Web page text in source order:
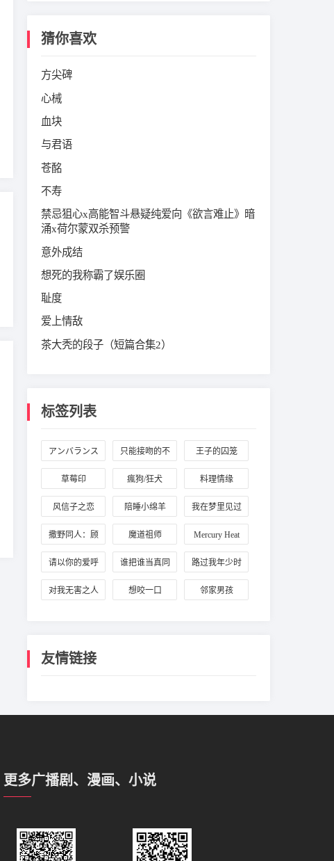
猜你喜欢
方尖碑
心械
血块
与君语
苍酩
不寿
禁忌狙心x高能智斗悬疑纯爱向《欲言难止》暗
涌x荷尔蒙双杀预警
意外成结
想死的我称霸了娱乐圈
耻度
爱上情敌
茶大秃的段子（短篇合集2）
标签列表
アンバランス
な熱
只能接吻的不
幸同学
王子的囚笼
草莓印 瘋狗/狂犬 料理情缘
风信子之恋 陪睡小绵羊 我在梦里见过
撒野同人：顾
飞与蒋丞
魔道祖师 Mercury Heat
请以你的爱呼
唤我
谁把谁当真同
人：黎朔与赵
路过我年少时
光的蓝色
对我无害之人 想咬一口 邻家男孩
友情链接
更多广播剧、漫画、小说